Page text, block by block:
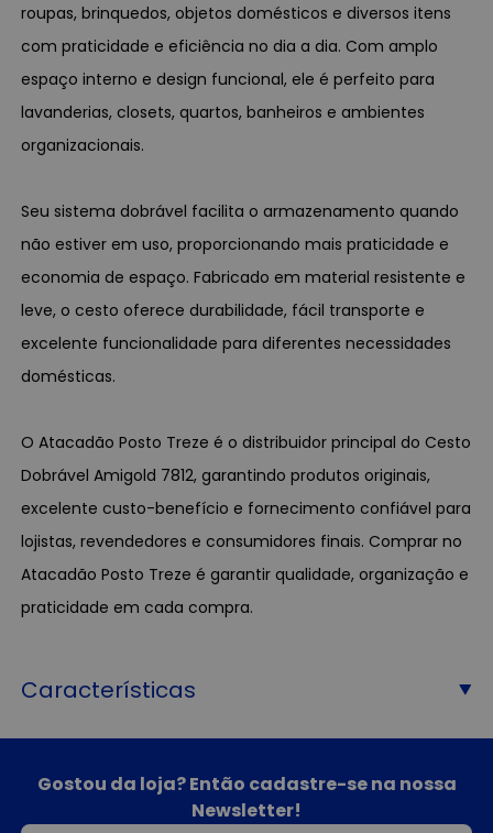
roupas, brinquedos, objetos domésticos e diversos itens
com praticidade e eficiência no dia a dia. Com amplo
espaço interno e design funcional, ele é perfeito para
lavanderias, closets, quartos, banheiros e ambientes
organizacionais.
Seu sistema dobrável facilita o armazenamento quando
não estiver em uso, proporcionando mais praticidade e
economia de espaço. Fabricado em material resistente e
leve, o cesto oferece durabilidade, fácil transporte e
excelente funcionalidade para diferentes necessidades
domésticas.
O Atacadão Posto Treze é o distribuidor principal do Cesto
Dobrável Amigold 7812, garantindo produtos originais,
excelente custo-benefício e fornecimento confiável para
lojistas, revendedores e consumidores finais. Comprar no
Atacadão Posto Treze é garantir qualidade, organização e
praticidade em cada compra.
Características
Gostou da loja? Então cadastre-se na nossa
Newsletter!